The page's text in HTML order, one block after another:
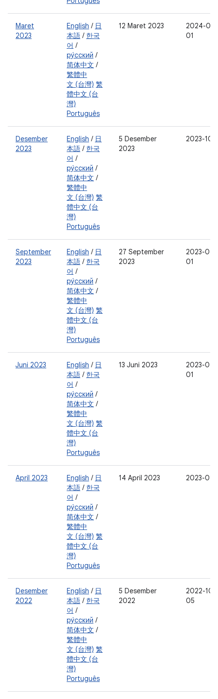
Maret
2023
English / 日
本語 / 한국
어 /
ру́сский /
简体中文 /
繁體中
文 (台灣) 繁
體中文 (台
灣)
Português
12 Maret 2023
2024-03-
01
Desember
2023
English / 日
本語 / 한국
어 /
ру́сский /
简体中文 /
繁體中
文 (台灣) 繁
體中文 (台
灣)
Português
5 Desember
2023
2023-10-
September
2023
English / 日
本語 / 한국
어 /
ру́сский /
简体中文 /
繁體中
文 (台灣) 繁
體中文 (台
灣)
Português
27 September
2023
2023-07-
01
Juni 2023 English / 日
本語 / 한국
어 /
ру́сский /
简体中文 /
繁體中
文 (台灣) 繁
體中文 (台
灣)
Português
13 Juni 2023
2023-04-
01
April 2023 English / 日
本語 / 한국
어 /
ру́сский /
简体中文 /
繁體中
文 (台灣) 繁
體中文 (台
灣)
Português
14 April 2023 2023-01-
Desember
2022
English / 日
本語 / 한국
어 /
ру́сский /
简体中文 /
繁體中
文 (台灣) 繁
體中文 (台
灣)
Português
5 Desember
2022
2022-10-
05